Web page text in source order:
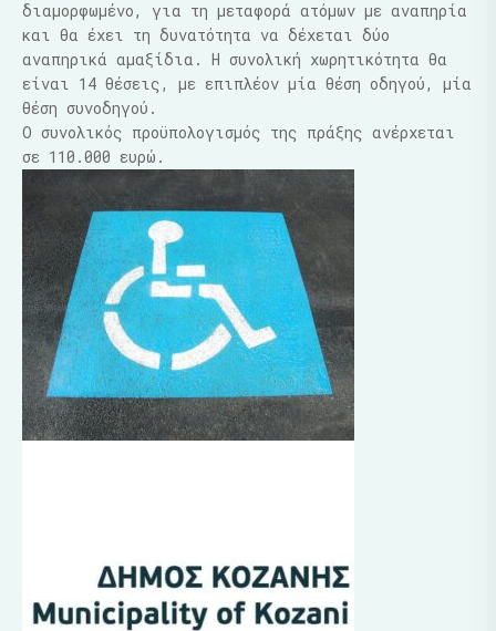
διαμορφωμένο, για τη μεταφορά ατόμων με αναπηρία
και θα έχει τη δυνατότητα να δέχεται δύο
αναπηρικά αμαξίδια. Η συνολική χωρητικότητα θα
είναι 14 θέσεις, με επιπλέον μία θέση οδηγού, μία
θέση συνοδηγού.
Ο συνολικός προϋπολογισμός της πράξης ανέρχεται
σε 110.000 ευρώ.